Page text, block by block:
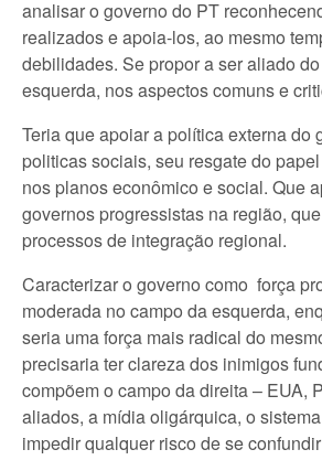
analisar o governo do PT
realizados e apoia-los, ao mesmo
debilidades. Se propor a ser aliado
esquerda, nos aspectos comuns e
Teria que apoiar a política externa do
politicas sociais, seu resgate do
nos planos econômico e social. Que
governos progressistas na região,
processos de integração regional.
Caracterizar o governo como força
moderada no campo da esquerda,
seria uma força mais radical do
precisaria ter clareza dos inimigos
compõem o campo da direita – EUA,
aliados, a mídia oligárquica, o
impedir qualquer risco de se